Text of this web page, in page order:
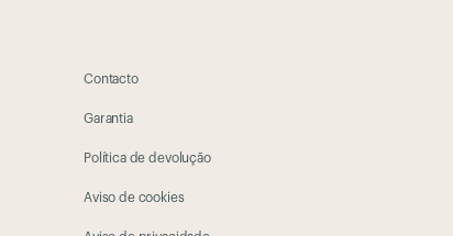
Contacto
Garantia
Política de devolução
Aviso de cookies